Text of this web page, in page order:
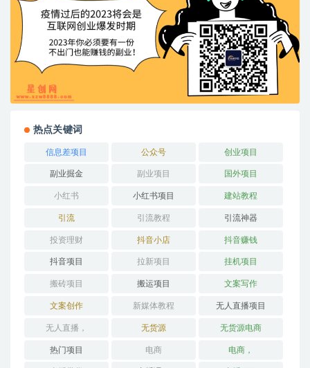
热点关键词
信息差项目 公众号 创业项目
副业掘金 副业项目 国外项目
小红书 小红书项目 建站教程
引流 引流教程 引流神器
投资理财 抖音小店 抖音赚钱
抖音项目 拉新项目 挂机项目
搬砖项目 搬运项目 文案写作
文案创作 新媒体教程 无人直播项目
无人直播， 无货源 无货源电商
热门项目 电商 电商，